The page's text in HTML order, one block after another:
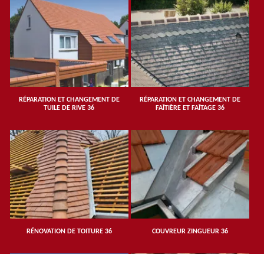
RÉPARATION ET CHANGEMENT DE
TUILE DE RIVE 36
RÉPARATION ET CHANGEMENT DE
FAÎTIÈRE ET FAÎTAGE 36
RÉNOVATION DE TOITURE 36 COUVREUR ZINGUEUR 36